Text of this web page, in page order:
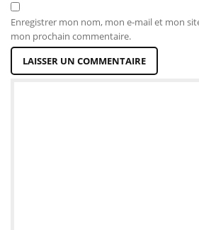
Enregistrer mon nom, mon e-mail et mon
mon prochain commentaire.